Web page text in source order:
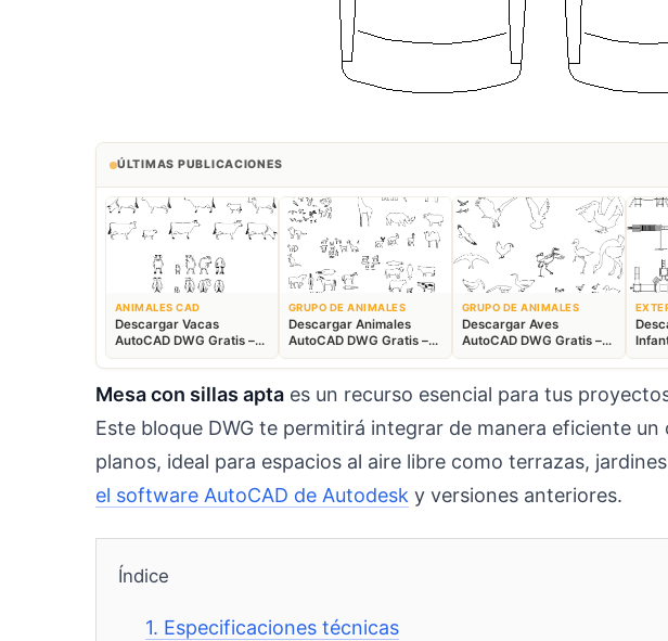
ÚLTIMAS PUBLICACIONES
ANIMALES CAD
Descargar Vacas
AutoCAD DWG Gratis –
Bloques Ganaderos 2D
GRUPO DE ANIMALES
Descargar Animales
AutoCAD DWG Gratis –
Fauna 2D CAD
GRUPO DE ANIMALES
Descargar Aves
AutoCAD DWG Gratis –
Bloques Animales 2D
Mesa con sillas apta es un recurso esencial para tus
Este bloque DWG te permitirá integrar de manera eficiente
planos, ideal para espacios al aire libre como terrazas,
el software AutoCAD de Autodesk y versiones anteriores.
Índice
1. Especificaciones técnicas